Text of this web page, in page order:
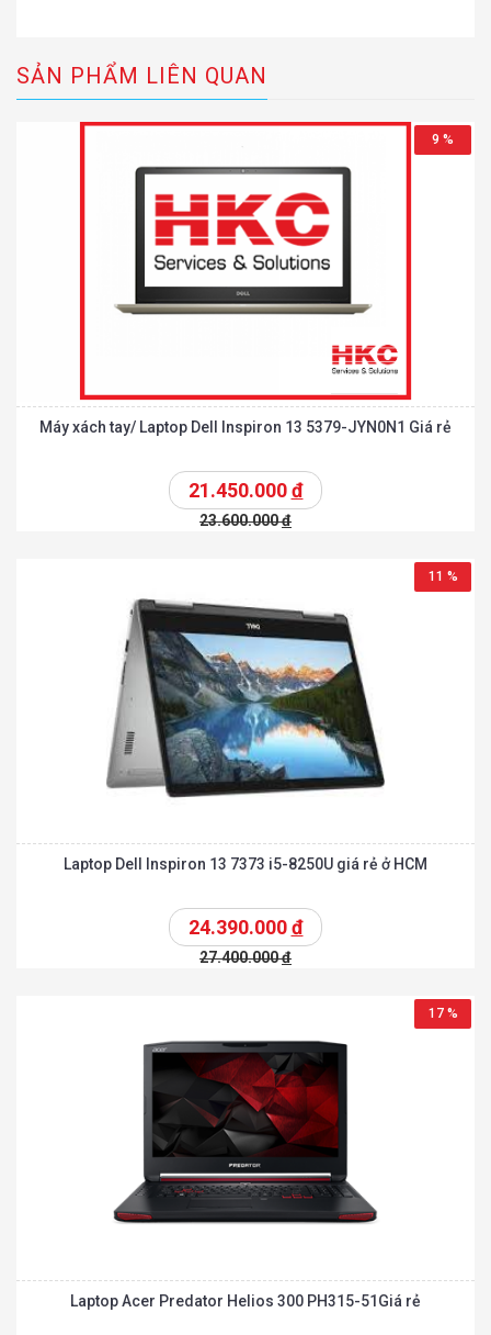
SẢN PHẨM LIÊN QUAN
9 %
Máy xách tay/ Laptop Dell Inspiron 13 5379-JYN0N1 Giá rẻ
21.450.000đ
23.600.000đ
11 %
Laptop Dell Inspiron 13 7373 i5-8250U giá rẻ ở HCM
24.390.000đ
27.400.000đ
17 %
Laptop Acer Predator Helios 300 PH315-51Giá rẻ